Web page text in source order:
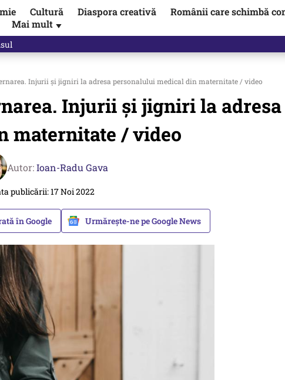
Cultură Diaspora creativă
Românii care schimbă
Mai mult ▼
Injurii și jigniri la adresa personalului medical din maternitate / video
Injurii și jigniri la
maternitate / video
Autor:Ioan-Radu Gava
publicării: 17 Noi 2022
în Google Urmărește-ne pe Google News